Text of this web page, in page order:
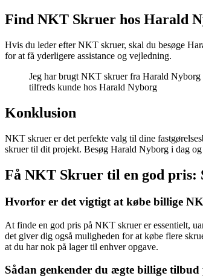
Find NKT Skruer hos Harald
Hvis du leder efter NKT skruer, skal du besøge
for at få yderligere assistance og vejledning.
Jeg har brugt NKT skruer fra Harald
tilfreds kunde hos Harald Nyborg
Konklusion
NKT skruer er det perfekte valg til dine
skruer til dit projekt. Besøg Harald Nyborg i dag
Få NKT Skruer til en god pris:
Hvorfor er det vigtigt at købe billige
At finde en god pris på NKT skruer er essentielt,
det giver dig også muligheden for at købe flere
at du har nok på lager til enhver opgave.
Sådan genkender du ægte billige